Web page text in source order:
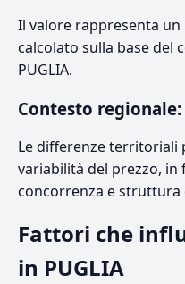
Il valore rappresenta
calcolato sulla base del
PUGLIA.
Contesto regionale:
Le differenze territoriali
variabilità del prezzo, in
concorrenza e struttura
Fattori che
in PUGLIA